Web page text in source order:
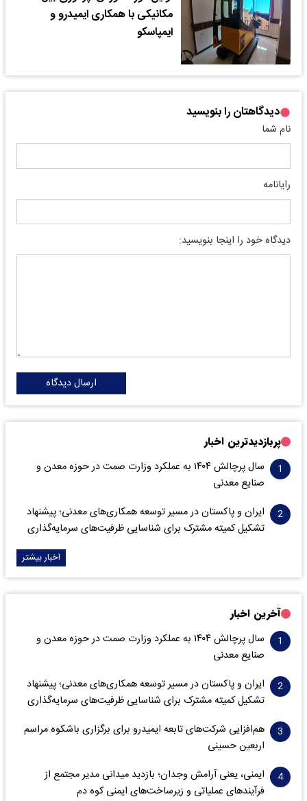
مکانیکی با همکاری ایمیدرو و
ایمپاسکو
دیدگاهتان را بنویسید
نام شما
رایانامه
دیدگاه خود را اینجا بنویسید:
ارسال دیدگاه
پربازدیدترین اخبار
سال پرچالش ۱۴۰۴ به عملکرد وزارت صمت در حوزه معدن و
صنایع معدنی
ایران و پاکستان در مسیر توسعه همکاری‌های معدنی؛ پیشنهاد
تشکیل کمیته مشترک برای شناسایی ظرفیت‌های سرمایه‌گذاری
اخبار بیشتر
آخرین اخبار
سال پرچالش ۱۴۰۴ به عملکرد وزارت صمت در حوزه معدن و
صنایع معدنی
ایران و پاکستان در مسیر توسعه همکاری‌های معدنی؛ پیشنهاد
تشکیل کمیته مشترک برای شناسایی ظرفیت‌های سرمایه‌گذاری
هم‌افزایی شرکت‌های تابعه ایمیدرو برای برگزاری باشکوه مراسم
اربعین حسینی
ایمنی، یعنی آرامش وجدان؛ بازدید میدانی مدیر مجتمع از
فرآیندهای عملیاتی و زیرساخت‌های ایمنی کوه دم